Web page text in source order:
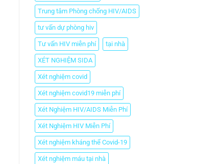
Trung tâm Phòng chống HIV/AIDS
tư vấn dự phòng hiv
Tư vấn HIV miễn phí tại nhà
XÉT NGHIỆM SIDA
Xét nghiệm covid
Xét nghiệm covid19 miễn phí
Xét Nghiệm HIV/AIDS Miễn Phí
Xét Nghiệm HIV Miễn Phí
Xét nghiệm kháng thể Covid-19
Xét nghiệm máu tại nhà